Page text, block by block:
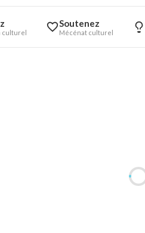
culturel
Soutenez
Mécénat culturel